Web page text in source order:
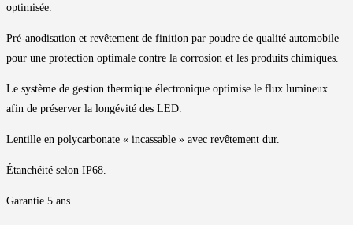
optimisée.
Pré-anodisation et revêtement de finition par poudre de qualité automobile
pour une protection optimale contre la corrosion et les produits chimiques.
Le système de gestion thermique électronique optimise le flux lumineux
afin de préserver la longévité des LED.
Lentille en polycarbonate « incassable » avec revêtement dur.
Étanchéité selon IP68.
Garantie 5 ans.